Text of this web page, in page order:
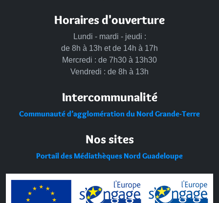
Horaires d'ouverture
Lundi - mardi - jeudi :
de 8h à 13h et de 14h à 17h
Mercredi : de 7h30 à 13h30
Vendredi : de 8h à 13h
Intercommunalité
Communauté d’agglomération du Nord Grande-Terre
Nos sites
Portail des Médiathèques Nord Guadeloupe